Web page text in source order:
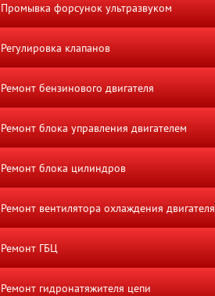
Промывка форсунок ультразвуком
Регулировка клапанов
Ремонт бензинового двигателя
Ремонт блока управления двигателем
Ремонт блока цилиндров
Ремонт вентилятора охлаждения двигателя
Ремонт ГБЦ
Ремонт гидронатяжителя цепи